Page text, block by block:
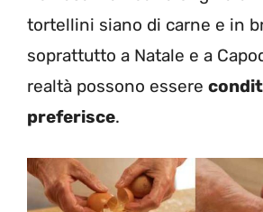
tortellini siano di carne e in
soprattutto a Natale e a
realtà possono essere
preferisce.